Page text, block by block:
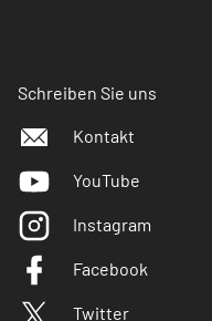
Schreiben Sie uns
Kontakt
YouTube
Instagram
Facebook
Twitter